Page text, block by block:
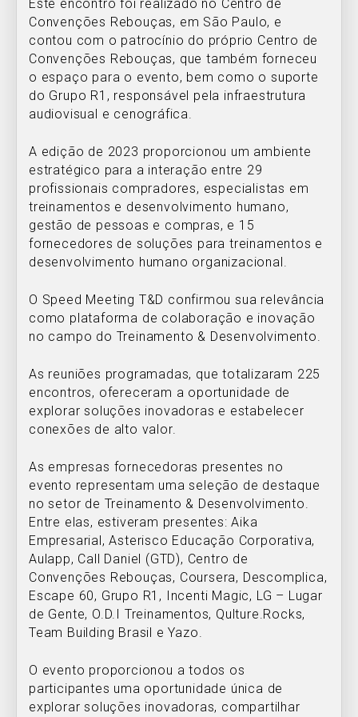
Este encontro foi realizado no Centro de
Convenções Rebouças, em São Paulo, e
contou com o patrocínio do próprio Centro de
Convenções Rebouças, que também forneceu
o espaço para o evento, bem como o suporte
do Grupo R1, responsável pela infraestrutura
audiovisual e cenográfica.
A edição de 2023 proporcionou um ambiente
estratégico para a interação entre 29
profissionais compradores, especialistas em
treinamentos e desenvolvimento humano,
gestão de pessoas e compras, e 15
fornecedores de soluções para treinamentos e
desenvolvimento humano organizacional.
O Speed Meeting T&D confirmou sua relevância
como plataforma de colaboração e inovação
no campo do Treinamento & Desenvolvimento.
As reuniões programadas, que totalizaram 225
encontros, ofereceram a oportunidade de
explorar soluções inovadoras e estabelecer
conexões de alto valor.
As empresas fornecedoras presentes no
evento representam uma seleção de destaque
no setor de Treinamento & Desenvolvimento.
Entre elas, estiveram presentes: Aika
Empresarial, Asterisco Educação Corporativa,
Aulapp, Call Daniel (GTD), Centro de
Convenções Rebouças, Coursera, Descomplica,
Escape 60, Grupo R1, Incenti Magic, LG – Lugar
de Gente, O.D.I Treinamentos, Qulture.Rocks,
Team Building Brasil e Yazo.
O evento proporcionou a todos os
participantes uma oportunidade única de
explorar soluções inovadoras, compartilhar